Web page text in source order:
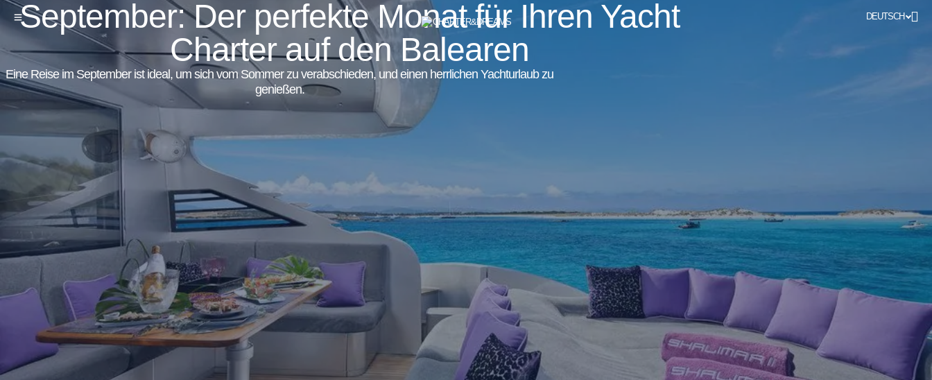
DEUTSCH
September: Der perfekte Monat für Ihren Yacht
Charter auf den Balearen
Eine Reise im September ist ideal, um sich vom Sommer zu verabschieden, und einen herrlichen Yachturlaub zu
genießen.